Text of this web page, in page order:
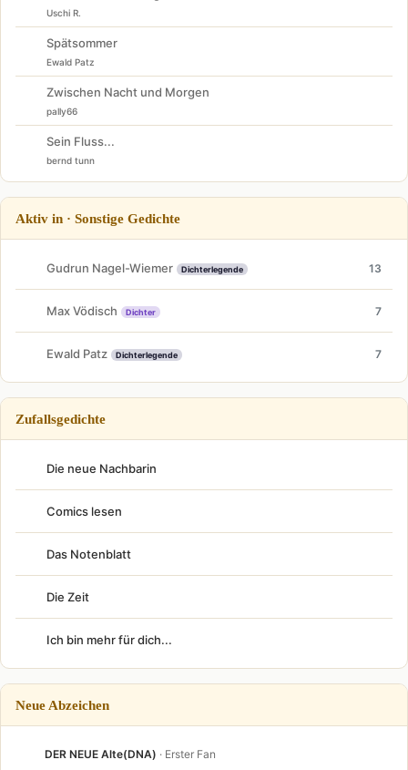
Uschi R.
Spätsommer
Ewald Patz
Zwischen Nacht und Morgen
pally66
Sein Fluss...
bernd tunn
Aktiv in · Sonstige Gedichte
Gudrun Nagel-Wiemer Dichterlegende 13
Max Vödisch Dichter 7
Ewald Patz Dichterlegende 7
Zufallsgedichte
Die neue Nachbarin
Comics lesen
Das Notenblatt
Die Zeit
Ich bin mehr für dich...
Neue Abzeichen
DER NEUE Alte(DNA) · Erster Fan